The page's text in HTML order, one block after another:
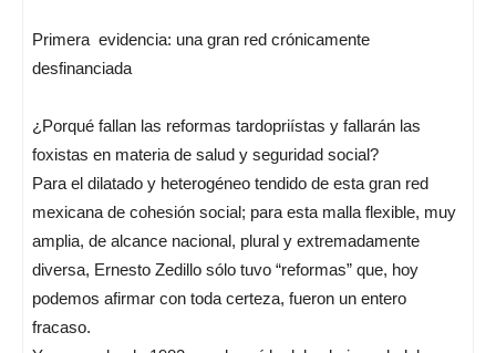
Primera evidencia: una gran red crónicamente
desfinanciada
¿Porqué fallan las reformas tardopriístas y fallarán las
foxistas en materia de salud y seguridad social?
Para el dilatado y heterogéneo tendido de esta gran red
mexicana de cohesión social; para esta malla flexible, muy
amplia, de alcance nacional, plural y extremadamente
diversa, Ernesto Zedillo sólo tuvo “reformas” que, hoy
podemos afirmar con toda certeza, fueron un entero
fracaso.